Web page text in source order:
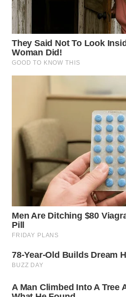
LABUHANBATU
WN
TAPANULI
TENGAH
WN DELI
WN
TEBING
TINGGI
WN
PAKPAK
KARAWANG
WN
BEKASI
WN